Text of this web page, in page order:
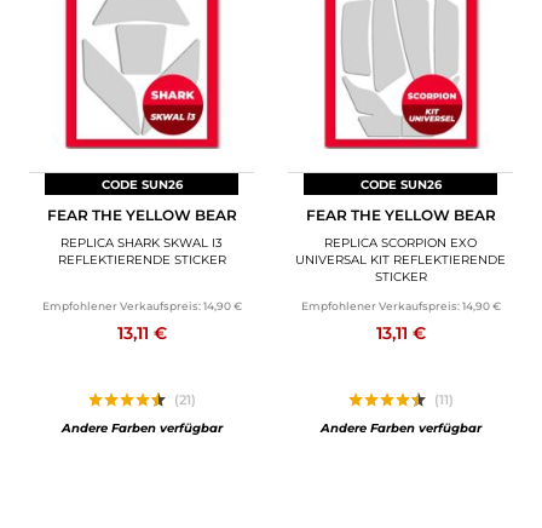
MOTORRADGEPÄCK
SPORTBEKLEIDUNG
SPEZIELLE ANGEBOTE UND SONDERAKTIONEN
GESCHENKKARTEN
KONTAKTIEREN SIE UNS
CODE SUN26
FEAR THE YELLOW BEAR
REPLICA SHARK SKWAL I3
REFLEKTIERENDE STICKER
Empfohlener Verkaufspreis: 14,90 €
13,11 €
(21)
Andere Farben verfügbar
CODE SUN26
FEAR THE YELLOW BEAR
REPLICA SCORPION EXO
UNIVERSAL KIT REFLEKTIERENDE
STICKER
Empfohlener Verkaufspreis: 14,90 €
13,11 €
(11)
Andere Farben verfügbar